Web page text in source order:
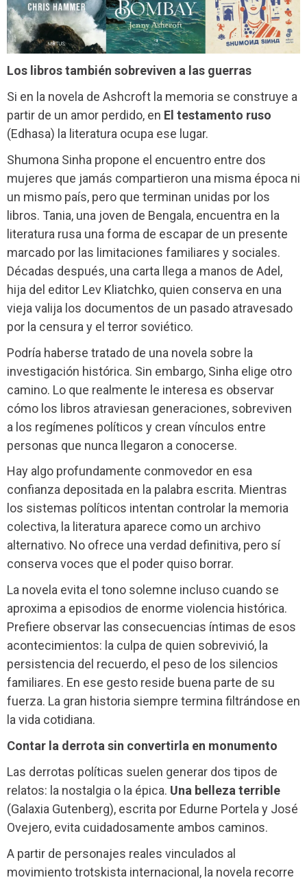
Los libros también sobreviven a las guerras
Si en la novela de Ashcroft la memoria se construye a
partir de un amor perdido, en El testamento ruso
(Edhasa) la literatura ocupa ese lugar.
Shumona Sinha propone el encuentro entre dos
mujeres que jamás compartieron una misma época ni
un mismo país, pero que terminan unidas por los
libros. Tania, una joven de Bengala, encuentra en la
literatura rusa una forma de escapar de un presente
marcado por las limitaciones familiares y sociales.
Décadas después, una carta llega a manos de Adel,
hija del editor Lev Kliatchko, quien conserva en una
vieja valija los documentos de un pasado atravesado
por la censura y el terror soviético.
Podría haberse tratado de una novela sobre la
investigación histórica. Sin embargo, Sinha elige otro
camino. Lo que realmente le interesa es observar
cómo los libros atraviesan generaciones, sobreviven
a los regímenes políticos y crean vínculos entre
personas que nunca llegaron a conocerse.
Hay algo profundamente conmovedor en esa
confianza depositada en la palabra escrita. Mientras
los sistemas políticos intentan controlar la memoria
colectiva, la literatura aparece como un archivo
alternativo. No ofrece una verdad definitiva, pero sí
conserva voces que el poder quiso borrar.
La novela evita el tono solemne incluso cuando se
aproxima a episodios de enorme violencia histórica.
Prefiere observar las consecuencias íntimas de esos
acontecimientos: la culpa de quien sobrevivió, la
persistencia del recuerdo, el peso de los silencios
familiares. En ese gesto reside buena parte de su
fuerza. La gran historia siempre termina filtrándose en
la vida cotidiana.
Contar la derrota sin convertirla en monumento
Las derrotas políticas suelen generar dos tipos de
relatos: la nostalgia o la épica. Una belleza terrible
(Galaxia Gutenberg), escrita por Edurne Portela y José
Ovejero, evita cuidadosamente ambos caminos.
A partir de personajes reales vinculados al
movimiento trotskista internacional, la novela recorre